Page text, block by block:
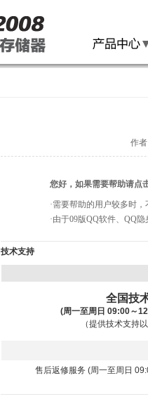
作
您好，如果需要帮助请点
·需要帮助的用户较多时
·由于09版QQ软件、QQ
技术支持
全国技
(周一至周日 09:00～
（提供技术支持
售后返修服务 (周一至周日